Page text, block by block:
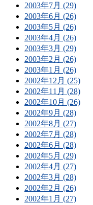
2003年7月 (29)
2003年6月 (26)
2003年5月 (26)
2003年4月 (26)
2003年3月 (29)
2003年2月 (26)
2003年1月 (26)
2002年12月 (25)
2002年11月 (28)
2002年10月 (26)
2002年9月 (28)
2002年8月 (27)
2002年7月 (28)
2002年6月 (28)
2002年5月 (29)
2002年4月 (27)
2002年3月 (28)
2002年2月 (26)
2002年1月 (27)